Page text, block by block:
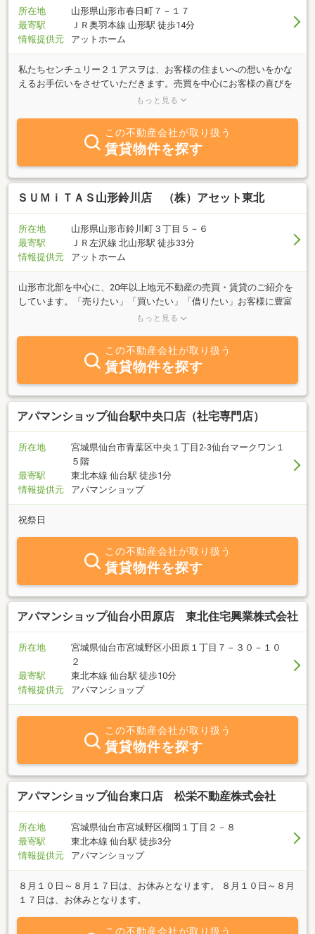
い、人と人との関わりが減ってしまいがちな時代ですが、私は出来
るだけお会いし、会話し、取引が終わった後も良い信頼関係を築い
ていきたいと考えております。 些細な事でもご相談頂ければ幸い
何卒よろしくお願い申し上げます。
所在地
山形県山形市春日町７－１７
最寄駅
ＪＲ奥羽本線 山形駅 徒歩14分
情報提供元
アットホーム
私たちセンチュリー２１アスヲは、お客様の住まいへの想いをかな
えるお手伝いをさせていただきます。売買を中心にお客様の喜びを
第一に考え、心に寄り添ったご提案をさせていただきます。ぜひお
もっと見る
この不動産会社が取り扱う
賃貸物件を探す
ＳＵＭｉＴＡＳ山形鈴川店 （株）アセット東北
所在地
山形県山形市鈴川町３丁目５－６
最寄駅
ＪＲ左沢線 北山形駅 徒歩33分
情報提供元
アットホーム
山形市北部を中心に、20年以上地元不動産の売買・賃貸のご紹介を
しています。「売りたい」「買いたい」「借りたい」お客様に豊富
な業界経験と情報力で最適な提案をさせていただいております。宅
ンシャルプランナ一の資格があります。不動産に関する総合的なア
ドバイスはお任せください。株式会社アセット東北は、山形市のま
ちづくりをサポートし、将来若い人たちが住みたい街になるように
努めて参ります。
もっと見る
この不動産会社が取り扱う
賃貸物件を探す
アパマンショップ仙台駅中央口店（社宅専門店）
所在地
宮城県仙台市青葉区中央１丁目2-3仙台マークワン１
５階
最寄駅
東北本線 仙台駅 徒歩1分
情報提供元
アパマンショップ
祝祭日
この不動産会社が取り扱う
賃貸物件を探す
アパマンショップ仙台小田原店 東北住宅興業株式会社
所在地
宮城県仙台市宮城野区小田原１丁目７－３０－１０
２
最寄駅
東北本線 仙台駅 徒歩10分
情報提供元
アパマンショップ
この不動産会社が取り扱う
賃貸物件を探す
アパマンショップ仙台東口店 松栄不動産株式会社
所在地
宮城県仙台市宮城野区榴岡１丁目２－８
最寄駅
東北本線 仙台駅 徒歩3分
情報提供元
アパマンショップ
８月１０日～８月１７日は、お休みとなります。 ８月１０日～８月
１７日は、お休みとなります。
この不動産会社が取り扱う